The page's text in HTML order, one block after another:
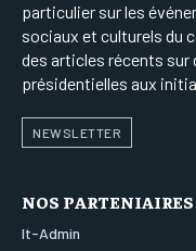
particulier sur les
sociaux et culturels du
des articles récents sur
présidentielles aux
NEWSLETTER
NOS PARTENIAIRES
It-Admin